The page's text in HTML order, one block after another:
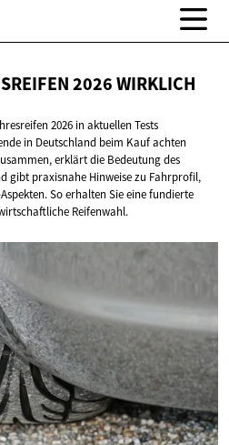
2026WIRKLICH
2026 in aktuellen Tests
in Deutschland beim Kauf achten
erklärt die Bedeutung des
gibt praxisnahe Hinweise zu Fahrprofil,
So erhalten Sie eine fundierte
Reifenwahl.